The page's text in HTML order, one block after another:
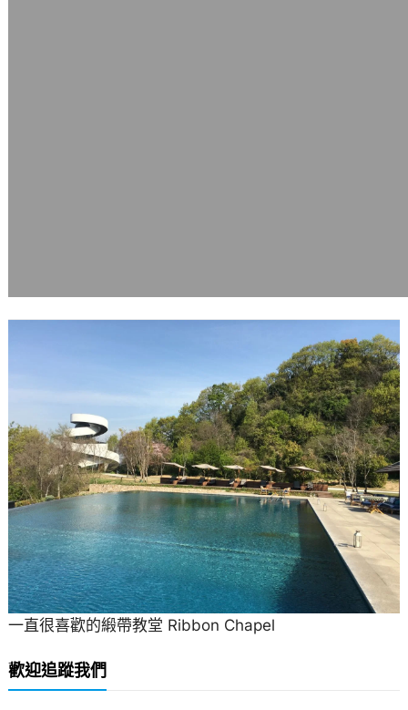
一直很喜歡的緞帶教堂 Ribbon Chapel
歡迎追蹤我們